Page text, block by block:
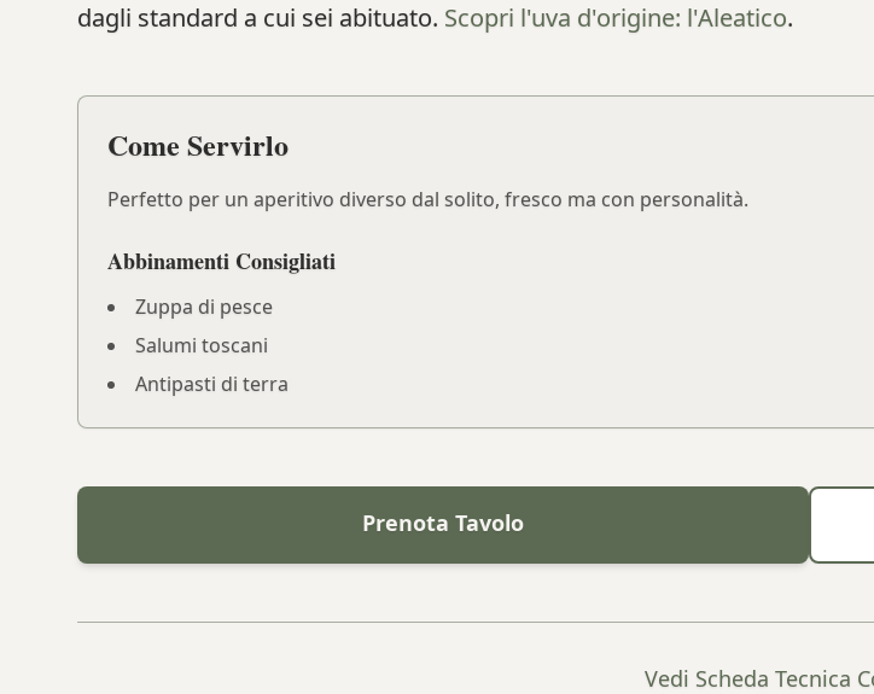
dagli standard a cui sei abituato. Scopri l'uva d'origine: l'Aleatico.
Come Servirlo
Perfetto per un aperitivo diverso dal solito, fresco ma con personalità.
Abbinamenti Consigliati
Zuppa di pesce
Salumi toscani
Antipasti di terra
Prenota Tavolo
Vedi Scheda Tecnica